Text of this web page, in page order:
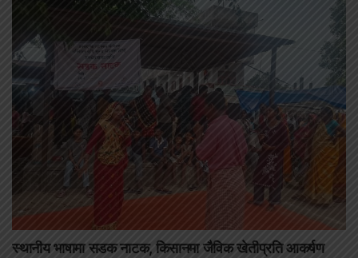
स्थानीय भाषामा सडक नाटक, किसानमा जैविक खेतीप्रति आकर्षण